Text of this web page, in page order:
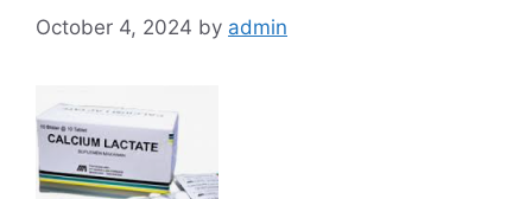
October 4, 2024 by admin